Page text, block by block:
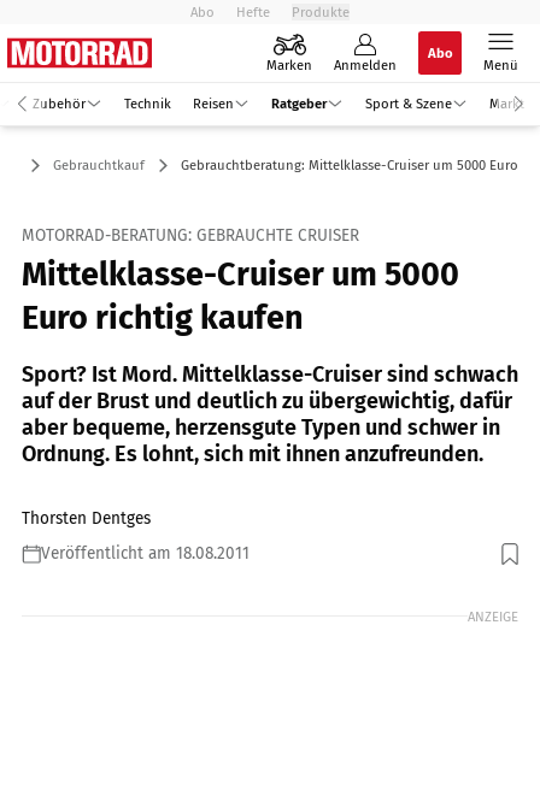
Abo Hefte Produkte
Marken Anmelden
Abo
Menü
Zubehör Technik Reisen Ratgeber Sport & Szene Markt
Gebrauchtkauf Gebrauchtberatung: Mittelklasse-Cruiser um 5000 Euro
MOTORRAD-BERATUNG: GEBRAUCHTE CRUISER
Mittelklasse-Cruiser um 5000
Euro richtig kaufen
Sport? Ist Mord. Mittelklasse-Cruiser sind schwach
auf der Brust und deutlich zu übergewichtig, dafür
aber bequeme, herzensgute Typen und schwer in
Ordnung. Es lohnt, sich mit ihnen anzufreunden.
Thorsten Dentges
Veröffentlicht am 18.08.2011
Foto: Bilski
ANZEIGE